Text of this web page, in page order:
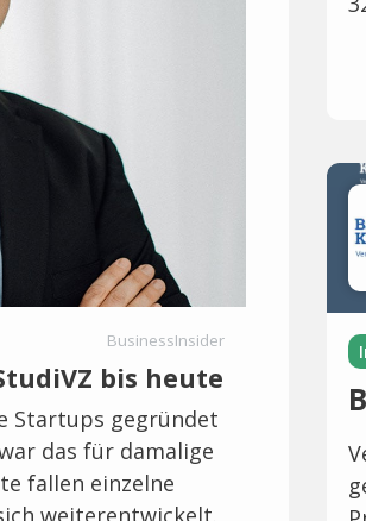
BusinessInsider
bis heute
Startups gegründet
das für damalige
fallen einzelne
weiterentwickelt.